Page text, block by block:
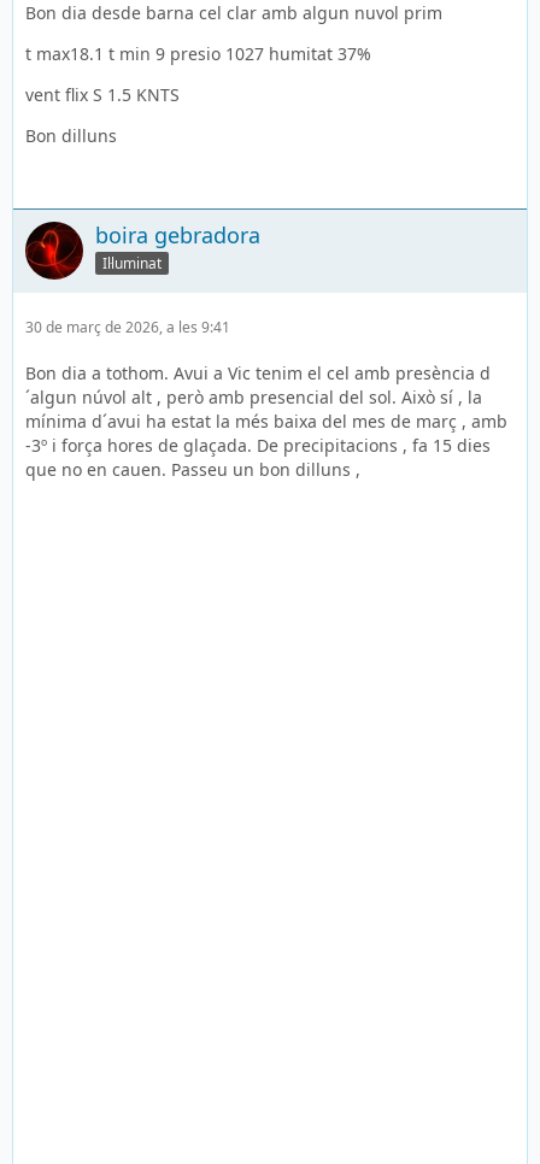
Bon dia desde barna cel clar amb algun nuvol prim
t max18.1 t min 9 presio 1027 humitat 37%
vent flix S 1.5 KNTS
Bon dilluns
boira gebradora
Il·luminat
30 de març de 2026, a les 9:41
Bon dia a tothom. Avui a Vic tenim el cel amb presència d
´algun núvol alt , però amb presencial del sol. Això sí , la
mínima d´avui ha estat la més baixa del mes de març , amb
-3º i força hores de glaçada. De precipitacions , fa 15 dies
que no en cauen. Passeu un bon dilluns ,